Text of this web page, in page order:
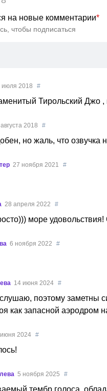
на новые комментарии*
чтобы подписаться
июля 2018 #
Тирольский Джо
2018 #
но жаль, что озвучка
27 ноября 2021 #
28 апреля 2022 #
море
6 ноября 2022 #
14 июня 2024 #
поэтому заметны
как запасной
2024 #
5 ноября 2025 #